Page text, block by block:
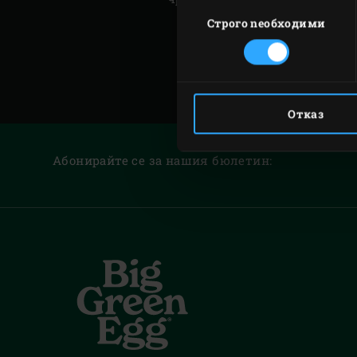
Избор
Строго nеобходими
Отказ
Абонирайте се за нашия бюлетин: